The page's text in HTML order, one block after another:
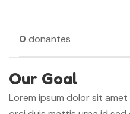
0 donantes
Our Goal
Lorem ipsum dolor sit